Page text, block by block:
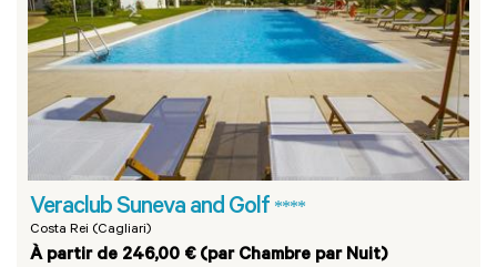
Veraclub Suneva and Golf ****
Costa Rei (Cagliari)
À partir de 246,00 € (par Chambre par Nuit)